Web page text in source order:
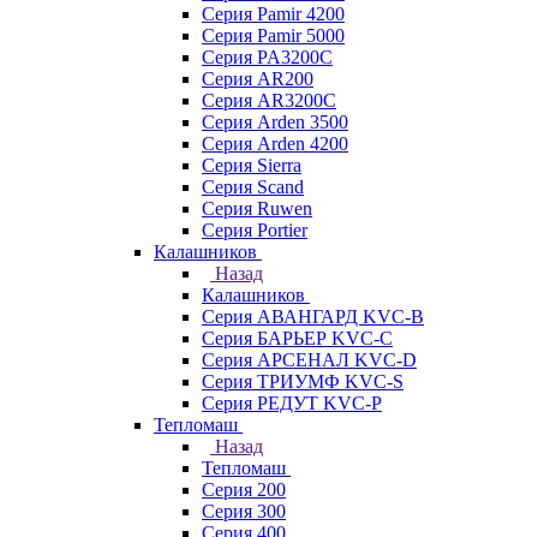
Серия Pamir 4200
Серия Pamir 5000
Серия PA3200C
Серия AR200
Серия AR3200C
Серия Arden 3500
Серия Arden 4200
Серия Sierra
Серия Scand
Серия Ruwen
Серия Portier
Калашников
Назад
Калашников
Серия АВАНГАРД KVC-B
Серия БАРЬЕР KVC-C
Серия АРСЕНАЛ KVC-D
Серия ТРИУМФ KVC-S
Серия РЕДУТ KVC-P
Тепломаш
Назад
Тепломаш
Серия 200
Серия 300
Серия 400